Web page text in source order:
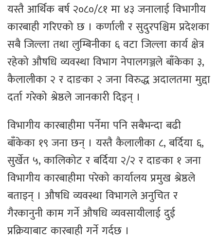
यस्तै आर्थिक बर्ष २०८०/८१ मा ४३ जनालाई विभागीय
कारबाही गरिएको छ । कर्णाली र सुदुरपश्चिम प्रदेशका
सबै जिल्ला तथा लुम्बिनीका ६ वटा जिल्ला कार्य क्षेत्र
रहेको औषधि व्यवस्था विभाग नेपालगञ्जले बाँकेका ३,
कैलालीका २ र दाङका २ जना विरुद्ध अदालतमा मुद्दा
दर्ता गरेको श्रेष्ठले जानकारी दिइन् ।
विभागीय कारबाहीमा पर्नेमा पनि सबैभन्दा बढी
बाँकेका १९ जना छन् । यस्तै कैलालीका ८, बर्दिया ६,
सुर्खेत ५, कालिकोट र बर्दिया २/२ र दाङका १ जना
विभागीय कारबाहीमा परेको कार्यालय प्रमुख श्रेष्ठले
बताइन् । औषधि व्यवस्था विभागले अनुचित र
गैरकानुनी काम गर्ने औषधि व्यवसायीलाई दुई
प्रक्रियाबाट कारबाही गर्ने गर्दछ ।